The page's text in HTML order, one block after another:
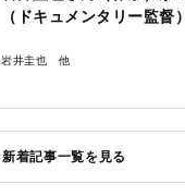
（ドキュメンタリー監督
岩井圭也
新着記事一覧を見る